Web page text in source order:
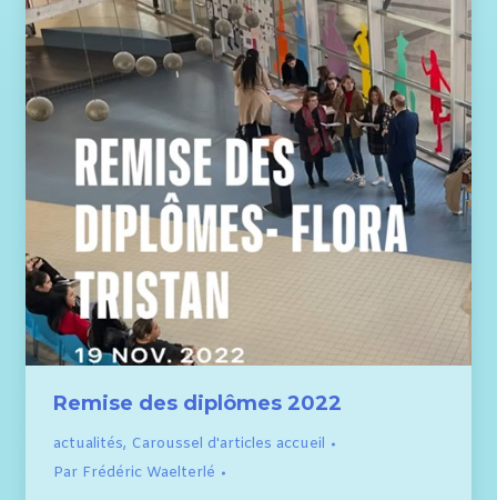
Remise des diplômes 2022
actualités, Caroussel d'articles accueil
Par Frédéric Waelterlé